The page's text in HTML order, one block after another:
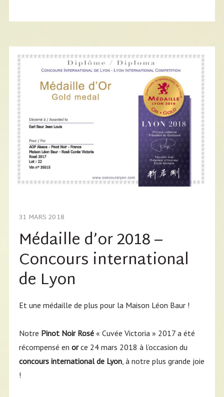
31 MARS 2018
Médaille d’or 2018 –
Concours international
de Lyon
Et une médaille de plus pour la Maison Léon Baur !
Notre Pinot Noir Rosé« Cuvée Victoria » 2017 a été
récompensé en orce 24 mars 2018 à l’occasion du
concours international de Lyon, à notre plus grande joie
!